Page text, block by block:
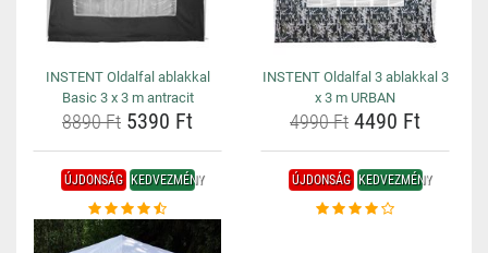
INSTENT Oldalfal ablakkal
Basic 3 x 3 m antracit
8890 Ft 5390 Ft
INSTENT Oldalfal 3 ablakkal 3
x 3 m URBAN
4990 Ft 4490 Ft
ÚJDONSÁG KEDVEZMÉNY ÚJDONSÁG KEDVEZMÉNY